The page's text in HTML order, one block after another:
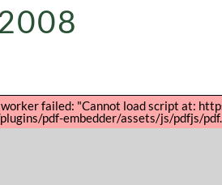
failed: "Cannot load script at:
pdf-embedder/assets/js/pdfjs/